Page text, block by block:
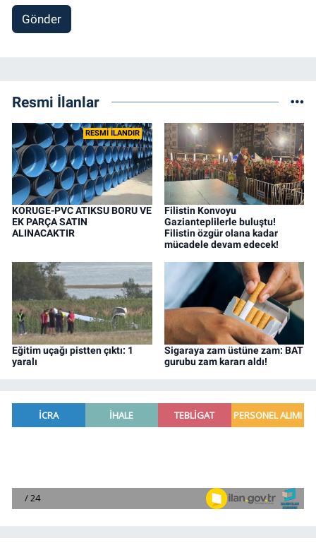
Gönder
Resmi İlanlar
RESMİ İLANDIR
KORUGE-PVC ATIKSU BORU VE
EK PARÇA SATIN
ALINACAKTIR
Filistin Konvoyu
Gazianteplilerle buluştu!
Filistin özgür olana kadar
mücadele devam edecek!
Eğitim uçağı pistten çıktı: 1
yaralı
Sigaraya zam üstüne zam: BAT
gurubu zam kararı aldı!